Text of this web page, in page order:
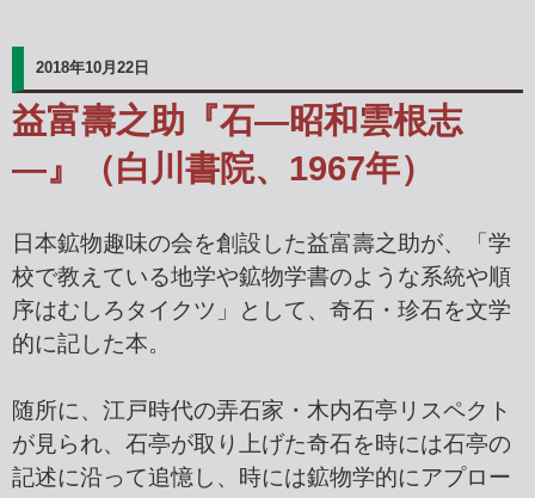
2018年10月22日
益富壽之助『石―昭和雲根志
―』（白川書院、1967年）
日本鉱物趣味の会を創設した益富壽之助が、「学
校で教えている地学や鉱物学書のような系統や順
序はむしろタイクツ」として、奇石・珍石を文学
的に記した本。
随所に、江戸時代の弄石家・木内石亭リスペクト
が見られ、石亭が取り上げた奇石を時には石亭の
記述に沿って追憶し、時には鉱物学的にアプロー